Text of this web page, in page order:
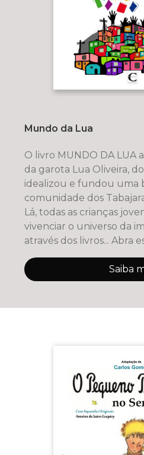
Mundo da Lua
O livro MUNDO DA LUA
da garota Lua Oliveira,
idealizou e fundou uma
comunidade dos
Lá, todas as crianças
vivenciar o universo da
através dos livros... Abra
Saiba